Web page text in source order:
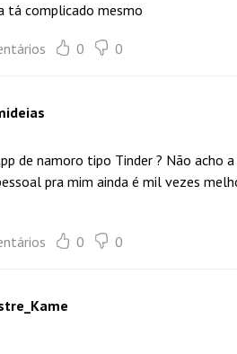
tá complicado mesmo
0 0
de namoro tipo Tinder ? Não acho
pra mim ainda é mil vezes
0 0